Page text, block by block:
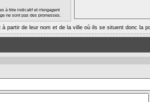
à titre indicatif et n'engagent
ne sont pas des promesses.
partir de leur nom et de la ville où ils se situent donc la